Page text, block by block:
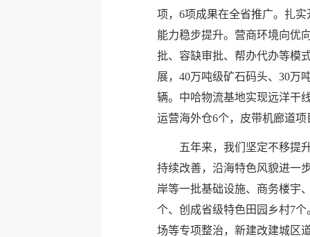
项，6项成果在全省推广。扎
能力稳步提升。营商环境向优
批、容缺审批、帮办代办等模
展，40万吨级矿石码头、30万
辆。中哈物流基地实现远洋干
运营海外仓6个，皮带机廊道
五年来，我们坚定不移提
持续改善，沿海特色风貌进一
岸等一批基础设施、商务楼宇
个、创成省级特色田园乡村7
场等专项整治，新建改建城区